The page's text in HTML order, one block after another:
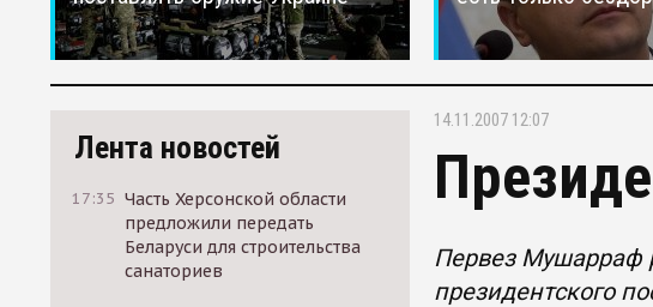
Лента новостей
17:35 Часть Херсонской области
предложили передать
Беларуси для строительства
санаториев
14.11.2007 12:07
Первез Мушарраф
президентского